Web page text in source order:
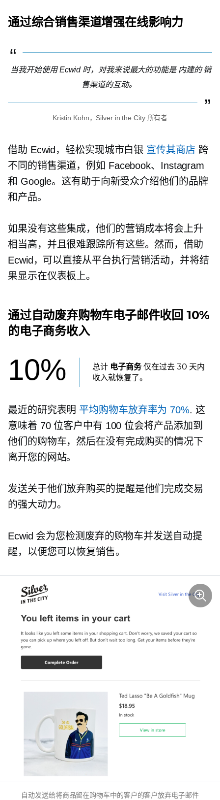
通过综合销售渠道增强在线影响力
当我开始使用 Ecwid 时，对我来说最大的功能是 内建的销
售渠道的互动。
Kristin Kohn，Silver in the City 所有者
借助 Ecwid，轻松实现城市白银 宣传其商店 跨
不同的销售渠道，例如 Facebook、Instagram
和 Google。这有助于向新受众介绍他们的品牌
和产品。
如果没有这些集成，他们的营销成本将会上升
相当高，并且很难跟踪所有这些。然而，借助
Ecwid，可以直接从平台执行营销活动，并将结
果显示在仪表板上。
通过自动废弃购物车电子邮件收回 10%
的电子商务收入
10% 总计 电子商务仅在过去 30 天内
收入就恢复了。
最近的研究表明 平均购物车放弃率为 70%. 这
意味着 70 位客户中有 100 位会将产品添加到
他们的购物车，然后在没有完成购买的情况下
离开您的网站。
发送关于他们放弃购买的提醒是他们完成交易
的强大动力。
Ecwid 会为您检测废弃的购物车并发送自动提
醒，以便您可以恢复销售。
自动发送给将商品留在购物车中的客户的客户放弃电子邮件